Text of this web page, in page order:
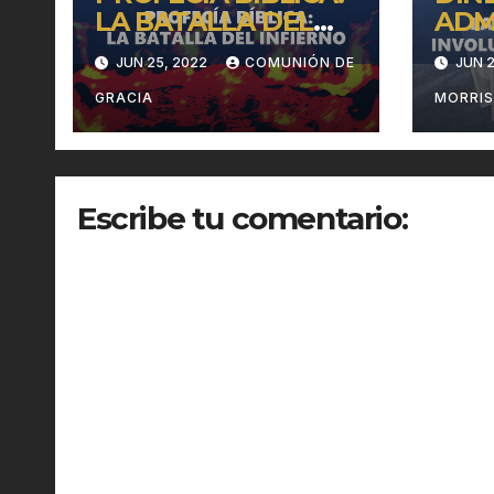
LA BATALLA DEL
INFIERNO
JUN 25, 2022 COMUNIÓN DE
GRACIA
EN
JUN
Escribe tu comentario: